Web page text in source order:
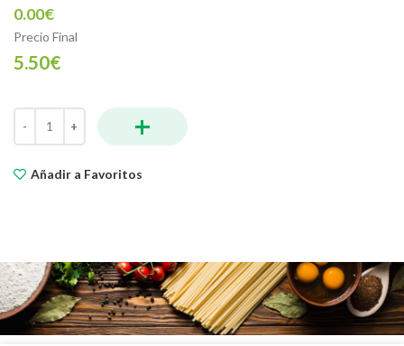
0.00€
Precio Final
5.50€
Focaccia Mixta cantidad+
Añadir a Favoritos